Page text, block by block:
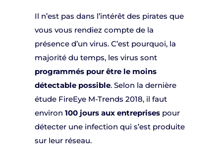
Il n’est pas dans l’intérêt des pirates que
vous vous rendiez compte de la
présence d’un virus. C’est pourquoi, la
majorité du temps, les virus sont
programmés pour être le moins
détectable possible. Selon la dernière
étude FireEye M-Trends 2018, il faut
environ 100 jours aux entreprisespour
détecter une infection qui s’est produite
sur leur réseau.